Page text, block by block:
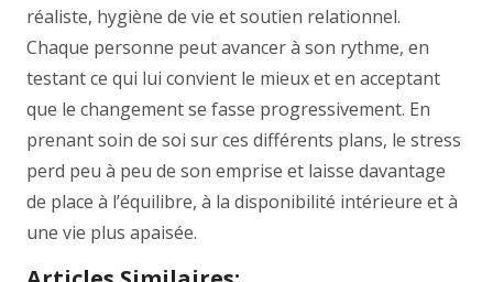
réaliste, hygiène de vie et soutien relationnel.
Chaque personne peut avancer à son rythme, en
testant ce qui lui convient le mieux et en acceptant
que le changement se fasse progressivement. En
prenant soin de soi sur ces différents plans, le stress
perd peu à peu de son emprise et laisse davantage
de place à l’équilibre, à la disponibilité intérieure et à
une vie plus apaisée.